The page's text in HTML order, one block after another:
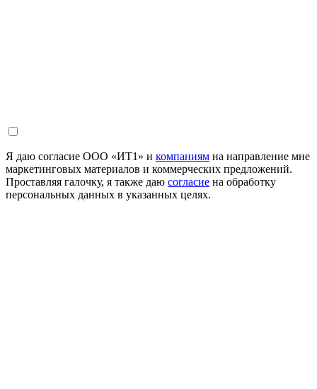
Я даю согласие ООО «ИТ1» и компаниям на направление мне
маркетинговых материалов и коммерческих предложений.
Проставляя галочку, я также даю согласие на обработку
персональных данных в указанных целях.